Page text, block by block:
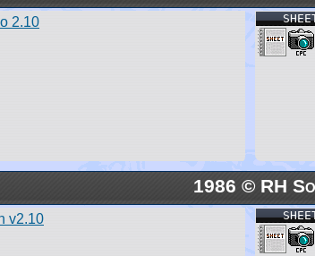
2.10
1986 © RH
v2.10